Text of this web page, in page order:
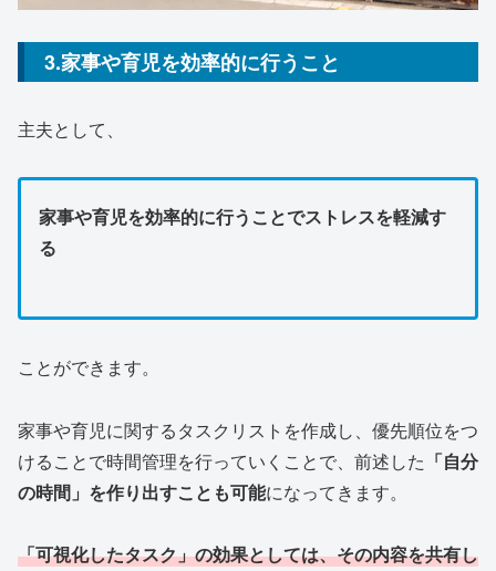
3.家事や育児を効率的に行うこと
主夫として、
家事や育児を効率的に行うことでストレスを軽減す
る
ことができます。
家事や育児に関するタスクリストを作成し、優先順位をつ
けることで時間管理を行っていくことで、前述した 「自分
の時間」を作り出すことも可能になってきます。
「可視化したタスク」の効果としては、その内容を共有し